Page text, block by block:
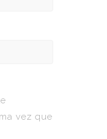
vez que